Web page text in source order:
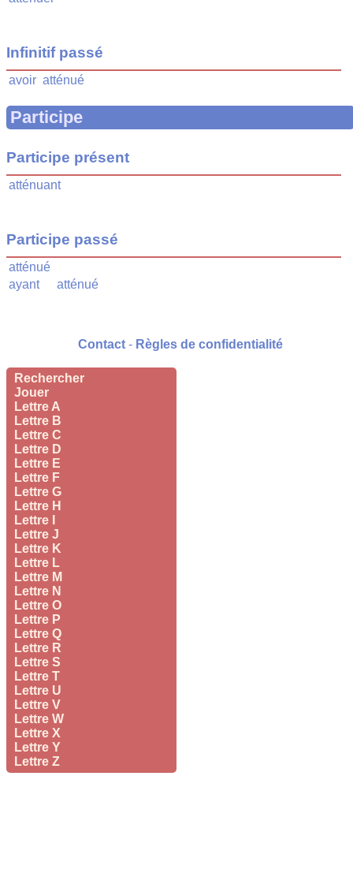
Rechercher
Jouer
Lettre A
Lettre B
Lettre C
Lettre D
Lettre E
Lettre F
Lettre G
Lettre H
Lettre I
Lettre J
Lettre K
Lettre L
Lettre M
Lettre N
Lettre O
Lettre P
Lettre Q
Lettre R
Lettre S
Lettre T
Lettre U
Lettre V
Lettre W
Lettre X
Lettre Y
Lettre Z
Infinitif passé
avoir atténué
Participe
Participe présent
atténuant
Participe passé
atténué
ayant
atténué
Contact - Règles de confidentialité